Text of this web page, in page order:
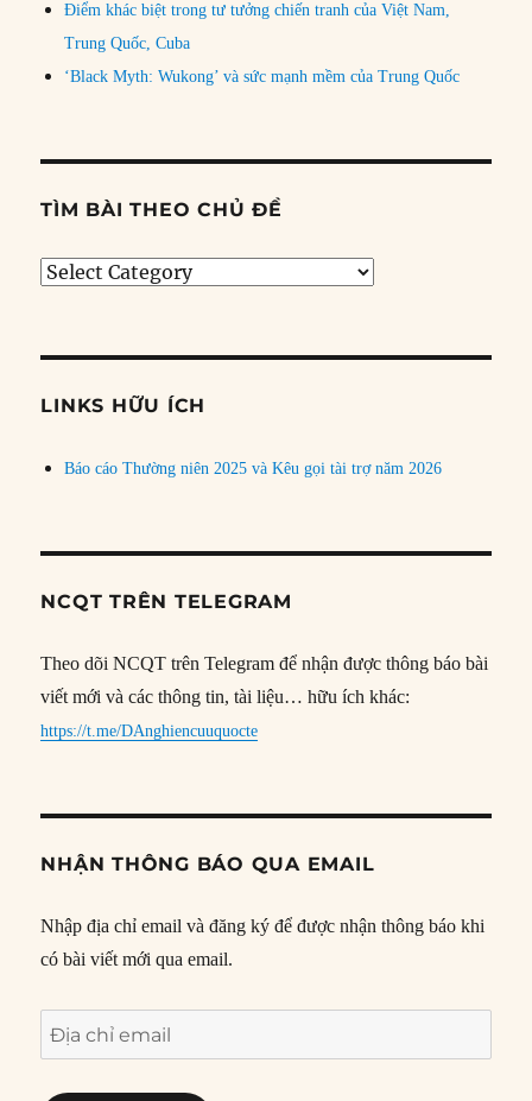
Điểm khác biệt trong tư tưởng chiến tranh của Việt Nam,
Trung Quốc, Cuba
‘Black Myth: Wukong’ và sức mạnh mềm của Trung Quốc
TÌM BÀI THEO CHỦ ĐỀ
Tìm
đề
LINKS HỮU ÍCH
Báo cáo Thường niên 2025 và Kêu gọi tài trợ năm 2026
NCQT TRÊN TELEGRAM
Theo dõi NCQT trên Telegram để nhận được thông báo bài
viết mới và các thông tin, tài liệu… hữu ích khác:
https://t.me/DAnghiencuuquocte
NHẬN THÔNG BÁO QUA EMAIL
Nhập địa chỉ email và đăng ký để được nhận thông báo khi
có bài viết mới qua email.
Địa
chỉ
email